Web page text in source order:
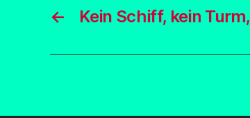
← Kein Schiff, kein